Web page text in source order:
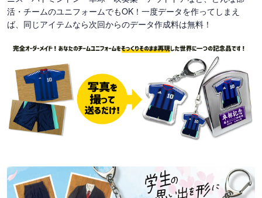
活・チームのユニフォームでもOK！一度データを作ってしまえ
ば、同じアイテムなら次回からのデータ作成料は無料！